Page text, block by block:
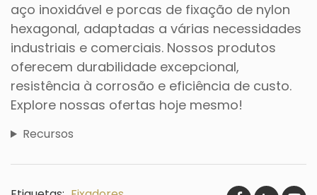
aço inoxidável e porcas de fixação de nylon
hexagonal, adaptadas a várias necessidades
industriais e comerciais. Nossos produtos
oferecem durabilidade excepcional,
resistência à corrosão e eficiência de custo.
Explore nossas ofertas hoje mesmo!
Recursos